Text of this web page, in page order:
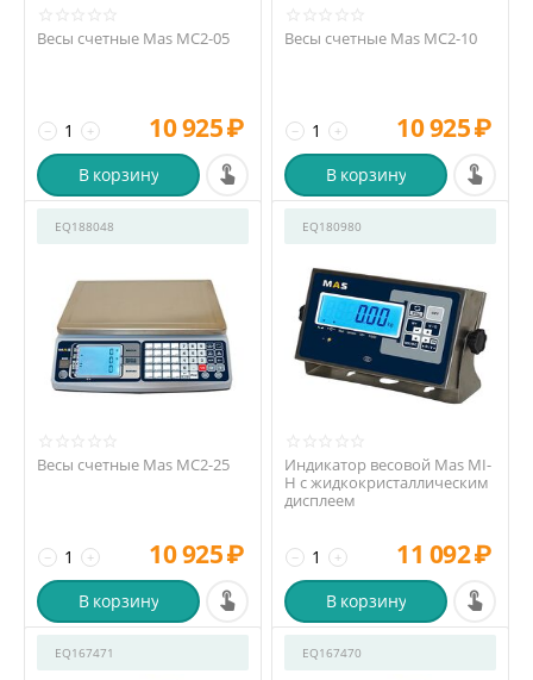
Весы счетные Mas MС2-05
+
− 10 925₽
В корзину
Весы счетные Mas MС2-10
+
− 10 925₽
В корзину
EQ188048
Весы счетные Mas MС2-25
+
− 10 925₽
В корзину
EQ180980
Индикатор весовой Mas MI-
H с жидкокристаллическим
дисплеем
+
− 11 092₽
В корзину
EQ167471 EQ167470